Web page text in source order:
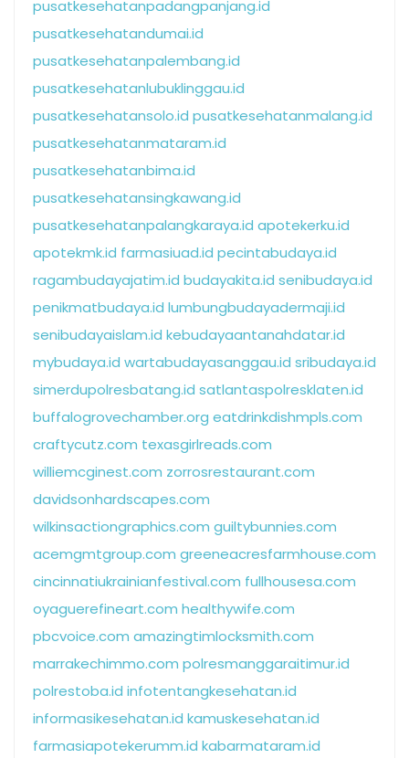
pusatkesehatanpadangpanjang.id
pusatkesehatandumai.id
pusatkesehatanpalembang.id
pusatkesehatanlubuklinggau.id
pusatkesehatansolo.id pusatkesehatanmalang.id
pusatkesehatanmataram.id
pusatkesehatanbima.id
pusatkesehatansingkawang.id
pusatkesehatanpalangkaraya.id apotekerku.id
apotekmk.id farmasiuad.id pecintabudaya.id
ragambudayajatim.id budayakita.id senibudaya.id
penikmatbudaya.id lumbungbudayadermaji.id
senibudayaislam.id kebudayaantanahdatar.id
mybudaya.id wartabudayasanggau.id sribudaya.id
simerdupolresbatang.id satlantaspolresklaten.id
buffalogrovechamber.org eatdrinkdishmpls.com
craftycutz.com texasgirlreads.com
williemcginest.com zorrosrestaurant.com
davidsonhardscapes.com
wilkinsactiongraphics.com guiltybunnies.com
acemgmtgroup.com greeneacresfarmhouse.com
cincinnatiukrainianfestival.com fullhousesa.com
oyaguerefineart.com healthywife.com
pbcvoice.com amazingtimlocksmith.com
marrakechimmo.com polresmanggaraitimur.id
polrestoba.id infotentangkesehatan.id
informasikesehatan.id kamuskesehatan.id
farmasiapotekerumm.id kabarmataram.id